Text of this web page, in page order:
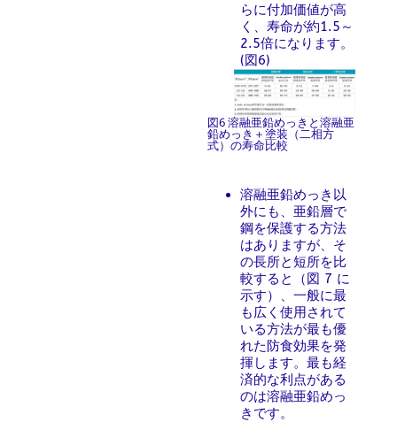
らに付加価値が高
く、寿命が約1.5～
2.5倍になります。
(図6)
図6 溶融亜鉛めっきと溶融亜
鉛めっき＋塗装（二相方
式）の寿命比較
溶融亜鉛めっき以
外にも、亜鉛層で
鋼を保護する方法
はありますが、そ
の長所と短所を比
較すると（図 7 に
示す）、一般に最
も広く使用されて
いる方法が最も優
れた防食効果を発
揮します。最も経
済的な利点がある
のは溶融亜鉛めっ
きです。